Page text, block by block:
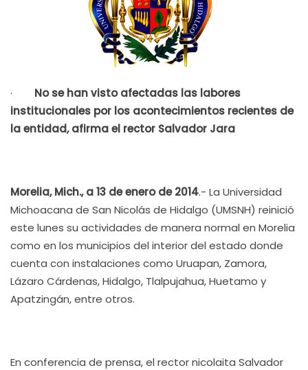
· No se han visto afectadas las labores
institucionales por los acontecimientos recientes de
la entidad, afirma el rector Salvador Jara
Morelia, Mich., a 13 de enero de 2014.- La Universidad
Michoacana de San Nicolás de Hidalgo (UMSNH) reinició
este lunes su actividades de manera normal en Morelia
como en los municipios del interior del estado donde
cuenta con instalaciones como Uruapan, Zamora,
Lázaro Cárdenas, Hidalgo, Tlalpujahua, Huetamo y
Apatzingán, entre otros.
En conferencia de prensa, el rector nicolaita Salvador